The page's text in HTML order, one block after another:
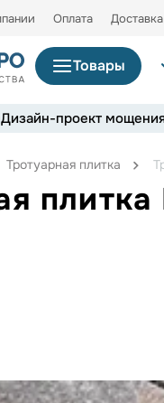
Оплата Доставка
Товары
Дизайн-проект
Тротуарная плитка